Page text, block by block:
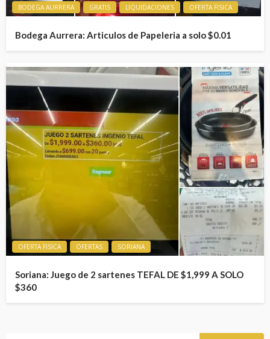
BODEGA AURRERA GRATIS LIQUIDACIONES OFERTA FISICA
Bodega Aurrera: Articulos de Papeleria a solo $0.01
OFERTA FISICA OFERTAS SORIANA
Soriana: Juego de 2 sartenes TEFAL DE $1,999 A SOLO
$360